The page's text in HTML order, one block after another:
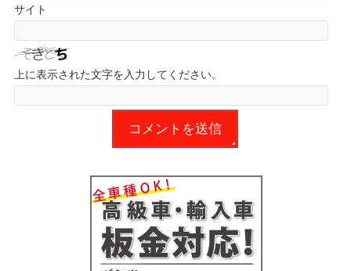
サイト
上に表示された文字を入力してください。